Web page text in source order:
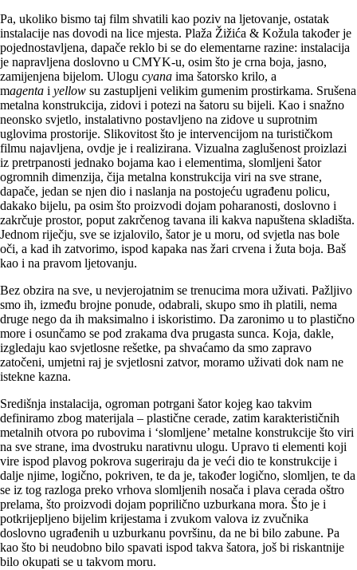
Pa, ukoliko bismo taj film shvatili kao poziv na ljetovanje, ostatak
instalacije nas dovodi na lice mjesta. Plaža Žižića & Kožula također je
pojednostavljena, dapače reklo bi se do elementarne razine: instalacija
je napravljena doslovno u CMYK-u, osim što je crna boja, jasno,
zamijenjena bijelom. Ulogu cyana ima šatorsko krilo, a
magenta i yellow su zastupljeni velikim gumenim prostirkama. Srušena
metalna konstrukcija, zidovi i potezi na šatoru su bijeli. Kao i snažno
neonsko svjetlo, instalativno postavljeno na zidove u suprotnim
uglovima prostorije. Slikovitost što je intervencijom na turističkom
filmu najavljena, ovdje je i realizirana. Vizualna zaglušenost proizlazi
iz pretrpanosti jednako bojama kao i elementima, slomljeni šator
ogromnih dimenzija, čija metalna konstrukcija viri na sve strane,
dapače, jedan se njen dio i naslanja na postojeću ugrađenu policu,
dakako bijelu, pa osim što proizvodi dojam poharanosti, doslovno i
zakrčuje prostor, poput zakrčenog tavana ili kakva napuštena skladišta.
Jednom riječju, sve se izjalovilo, šator je u moru, od svjetla nas bole
oči, a kad ih zatvorimo, ispod kapaka nas žari crvena i žuta boja. Baš
kao i na pravom ljetovanju.
Bez obzira na sve, u nevjerojatnim se trenucima mora uživati. Pažljivo
smo ih, između brojne ponude, odabrali, skupo smo ih platili, nema
druge nego da ih maksimalno i iskoristimo. Da zaronimo u to plastično
more i osunčamo se pod zrakama dva prugasta sunca. Koja, dakle,
izgledaju kao svjetlosne rešetke, pa shvaćamo da smo zapravo
zatočeni, umjetni raj je svjetlosni zatvor, moramo uživati dok nam ne
istekne kazna.
Središnja instalacija, ogroman potrgani šator kojeg kao takvim
definiramo zbog materijala – plastične cerade, zatim karakterističnih
metalnih otvora po rubovima i ‘slomljene’ metalne konstrukcije što viri
na sve strane, ima dvostruku narativnu ulogu. Upravo ti elementi koji
vire ispod plavog pokrova sugeriraju da je veći dio te konstrukcije i
dalje njime, logično, pokriven, te da je, također logično, slomljen, te da
se iz tog razloga preko vrhova slomljenih nosača i plava cerada oštro
prelama, što proizvodi dojam poprilično uzburkana mora. Što je i
potkrijepljeno bijelim krijestama i zvukom valova iz zvučnika
doslovno ugrađenih u uzburkanu površinu, da ne bi bilo zabune. Pa
kao što bi neudobno bilo spavati ispod takva šatora, još bi riskantnije
bilo okupati se u takvom moru.